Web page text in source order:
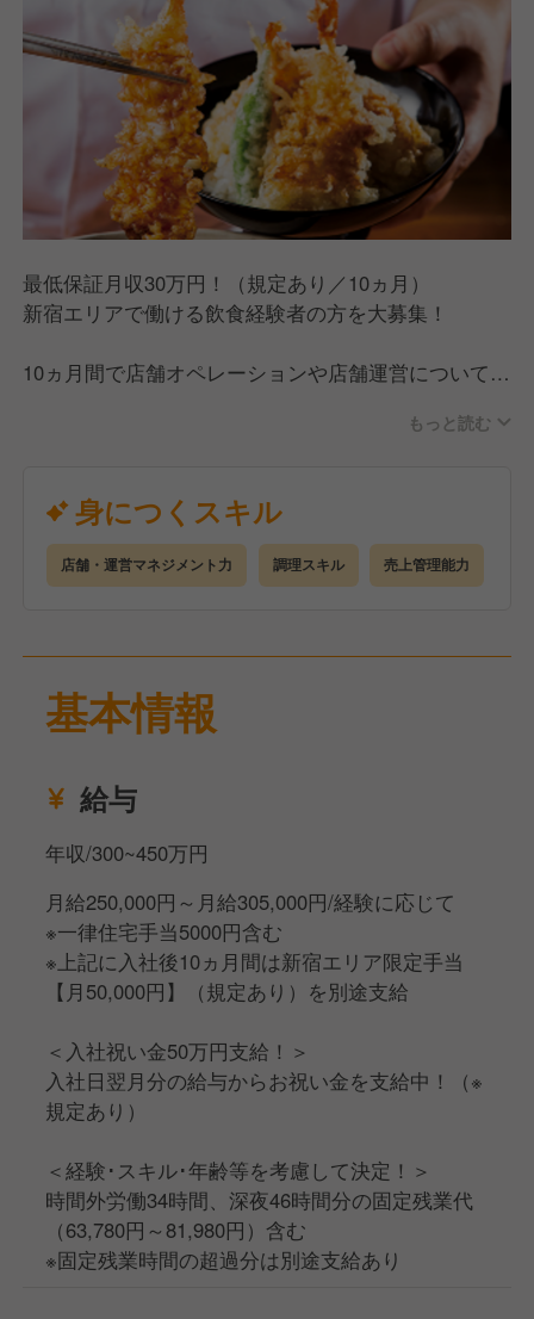
アアップが可能な環境をご用意しています！
最低保証月収30万円！（規定あり／10ヵ月）
新宿エリアで働ける飲食経験者の方を大募集！
10ヵ月間で店舗オペレーションや店舗運営について経
明確な評価制度があり、定期的に昇格試験があるの
昇格後には賞与支給（年2回）あり。今年度賞与支給
額は前年より平均50％アップを予定しています。
※最低保証月収は10ヶ月間、既定の手当を支給するこ
る形となります。
もっと読む
身につくスキル
店舗・運営マネジメント力 調理スキル 売上管理能力
基本情報
給与
年収/300~450万円
月給250,000円～月給305,000円/経験に応じて
※一律住宅手当5000円含む
※上記に入社後10ヵ月間は新宿エリア限定手当
【月50,000円】（規定あり）を別途支給
＜入社祝い金50万円支給！＞
入社日翌月分の給与からお祝い金を支給中！（※
規定あり）
＜経験･スキル･年齢等を考慮して決定！＞
時間外労働34時間、深夜46時間分の固定残業代
（63,780円～81,980円）含む
※固定残業時間の超過分は別途支給あり